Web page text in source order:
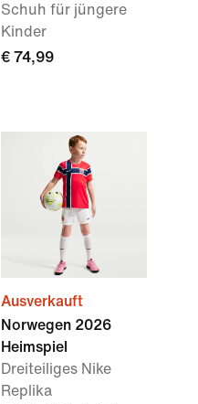
Schuh für jüngere
Kinder
€ 74,99
Ausverkauft
Norwegen 2026
Heimspiel
Dreiteiliges Nike
Replika